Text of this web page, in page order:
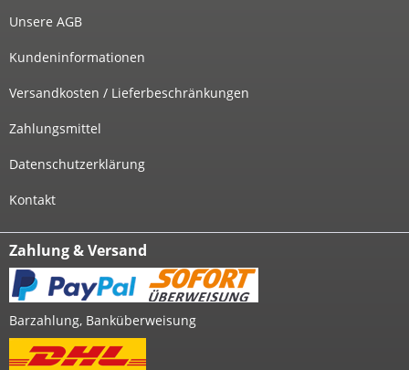
Unsere AGB
Kundeninformationen
Versandkosten / Lieferbeschränkungen
Zahlungsmittel
Datenschutzerklärung
Kontakt
Zahlung & Versand
Barzahlung, Banküberweisung